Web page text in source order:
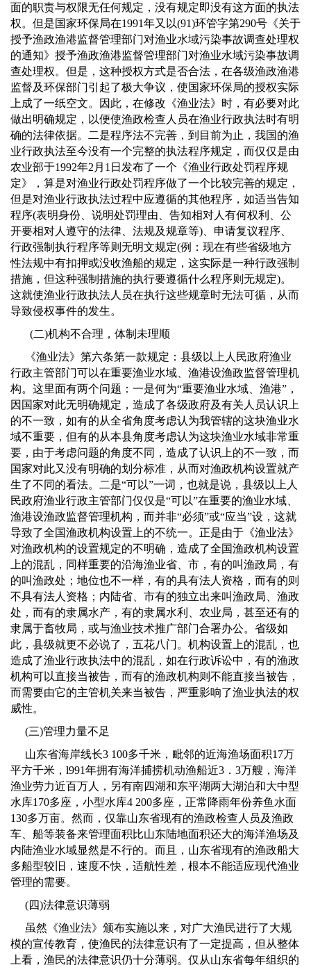
面的职责与权限无任何规定，没有规定即没有这方面的执法
权。但是国家环保局在1991年又以(91)环管字第290号《关于
授予渔政渔港监督管理部门对渔业水域污染事故调查处理权
的通知》授予渔政渔港监督管理部门对渔业水域污染事故调
查处理权。但是，这种授权方式是否合法，在各级渔政渔港
监督及环保部门引起了极大争议，使国家环保局的授权实际
上成了一纸空文。因此，在修改《渔业法》时，有必要对此
做出明确规定，以便使渔政检查人员在渔业行政执法时有明
确的法律依据。二是程序法不完善，到目前为止，我国的渔
业行政执法至今没有一个完整的执法程序规定，而仅仅是由
农业部于1992年2 月 1 日发布了一个《渔业行政处罚程序规
定》，算是对渔业行政处罚程序做了一个比较完善的规定，
但是对渔业行政执法过程中应遵循的其他程序，如适当告知
程序(表明身份、说明处罚理由、告知相对人有何权利、公
开要相对人遵守的法律、法规及规章等) 、申请复议程序、
行政强制执行程序等则无明文规定(例：现在有些省级地方
性法规中有扣押或没收渔船的规定，这实际是一种行政强制
措施，但这种强制措施的执行要遵循什么程序则无规定)。
这就使渔业行政执法人员在执行这些规章时无法可循，从而
导致侵权事件的发生。
(二)机构不合理，体制未理顺
《渔业法》第六条第一款规定：县级以上人民政府渔业
行政主管部门可以在重要渔业水域、渔港设渔政监督管理机
构。这里面有两个问题：一是何为“重要渔业水域、渔港”，
因国家对此无明确规定，造成了各级政府及有关人员认识上
的不一致，如有的从全省角度考虑认为我管辖的这块渔业水
域不重要，但有的从本县角度考虑认为这块渔业水域非常重
要，由于考虑问题的角度不同，造成了认识上的不一致，而
国家对此又没有明确的划分标准，从而对渔政机构设置就产
生了不同的看法。二是“可以”一词，也就是说，县级以上人
民政府渔业行政主管部门仅仅是“可以”在重要的渔业水域、
渔港设渔政监督管理机构，而并非“必须”或“应当”设，这就
导致了全国渔政机构设置上的不统一。正是由于《渔业法》
对渔政机构的设置规定的不明确，造成了全国渔政机构设置
上的混乱，同样重要的沿海渔业省、市，有的叫渔政局，有
的叫渔政处；地位也不一样，有的具有法人资格，而有的则
不具有法人资格；内陆省、市有的独立出来叫渔政局、渔政
处，而有的隶属水产，有的隶属水利、农业局，甚至还有的
隶属于畜牧局，或与渔业技术推广部门合署办公。省级如
此，县级就更不必说了，五花八门。机构设置上的混乱，也
造成了渔业行政执法中的混乱，如在行政诉讼中，有的渔政
机构可以直接当被告，而有的渔政机构则不能直接当被告，
而需要由它的主管机关来当被告，严重影响了渔业执法的权
威性。
(三)管理力量不足
山东省海岸线长3 100多千米，毗邻的近海渔场面积17万
平方千米， l991年拥有海洋捕捞机动渔船近3 ． 3万艘，海洋
渔业劳力近百万人，另有南四湖和东平湖两大湖泊和大中型
水库170多座，小型水库4 200多座，正常降雨年份养鱼水面
130多万亩。然而，仅靠山东省现有的渔政检查人员及渔政
车、船等装备来管理面积比山东陆地面积还大的海洋渔场及
内陆渔业水域显然是不行的。而且，山东省现有的渔政船大
多船型较旧，速度不快，适航性差，根本不能适应现代渔业
管理的需要。
(四)法律意识薄弱
虽然《渔业法》颁布实施以来，对广大渔民进行了大规
模的宣传教育，使渔民的法律意识有了一定提高，但从整体
上看，渔民的法律意识仍十分薄弱。仅从山东省每年组织的